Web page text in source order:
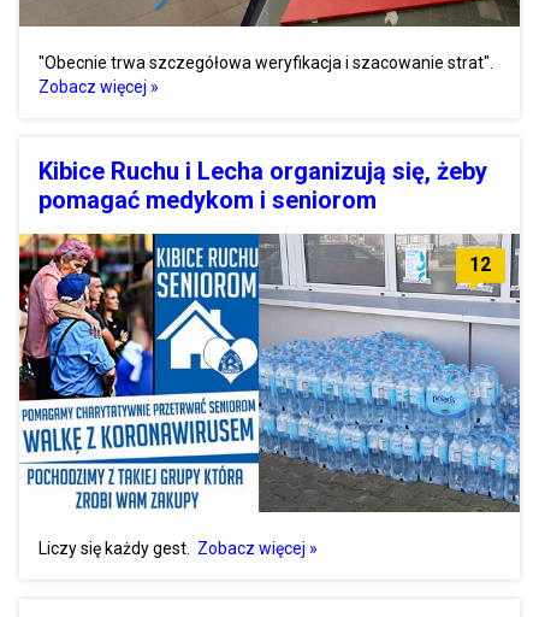
"Obecnie trwa szczegółowa weryfikacja i szacowanie strat".
Zobacz więcej »
Kibice Ruchu i Lecha organizują się, żeby
pomagać medykom i seniorom
12
Liczy się każdy gest. Zobacz więcej »